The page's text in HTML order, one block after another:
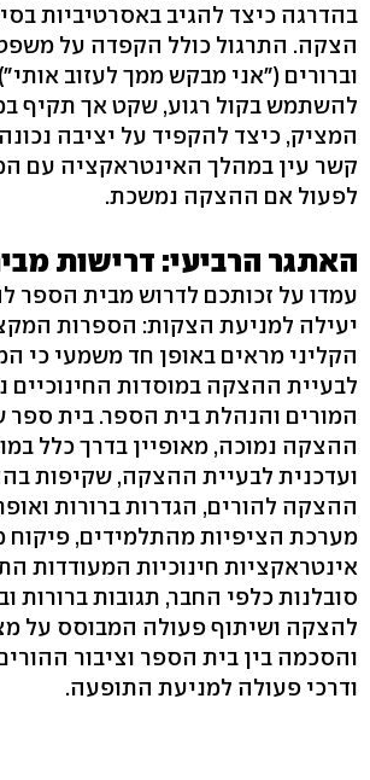
בהדרגה כיצד להגיב באסרטיביות
הצקה. התרגול כולל הקפדה על
וברורים ("אני מבקש ממך לעזוב
להשתמש בקול רגוע, שקט אך תקיף
המציק, כיצד להקפיד על יציבה
קשר עין במהלך האינטראקציה עם
לפעול אם ההצקה נמשכת.
האתגר הרביעי: דרישות
עמדו על זכותכם לדרוש מבית הספר
יעילה למניעת הצקות: הספרות
הקליני מראים באופן חד משמעי כי
לבעיית ההצקה במוסדות החינוכיים
המורים והנהלת בית הספר. בית ספר
ההצקה נמוכה, מאופיין בדרך כלל
ועדכנית לבעיית ההצקה, שקיפות
ההצקה להורים, הגדרות ברורות
מערכת הציפיות מהתלמידים, פיקוח
אינטראקציות חינוכיות המעודדות
סובלנות כלפי החבר, תגובות ברורות
להצקה ושיתוף פעולה המבוסס על
והסכמה בין בית הספר וציבור
ודרכי פעולה למניעת התופעה.